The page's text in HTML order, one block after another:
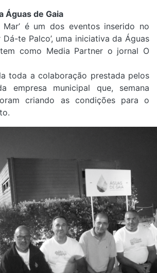
Águas de Gaia
Mar’ é um dos eventos inserido no
Dá-te Palco’, uma iniciativa da Águas
como Media Partner o jornal O
toda a colaboração prestada pelos
empresa municipal que, semana
criando as condições para o